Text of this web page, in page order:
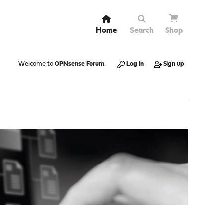
Home Search Shop
Welcome to OPNsense Forum. Log in Sign up